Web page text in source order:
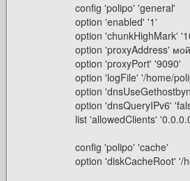
config 'polipo' 'general'
option 'enabled' '1'
option 'chunkHighMark'
option 'proxyAddress'
option 'proxyPort' '9090'
option 'logFile' '/home/
option
option 'dnsQueryIPv6'
list 'allowedClients'
config 'polipo' 'cache'
option 'diskCacheRoot' '/